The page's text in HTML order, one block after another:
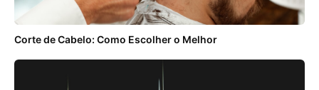
Corte de Cabelo: Como Escolher o Melhor